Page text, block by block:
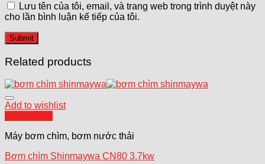
Lưu tên của tôi, email, và trang web trong trình duyệt này
cho lần bình luận kế tiếp của tôi.
Related products
Add to wishlist
Máy bơm chìm, bơm nước thải
Bơm chìm Shinmaywa CN80 3.7kw